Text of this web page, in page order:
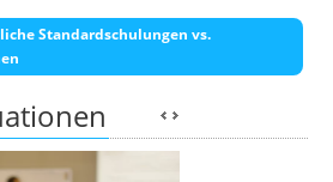
Standardschulungen vs.